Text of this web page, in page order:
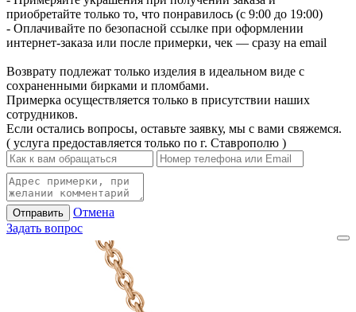
приобретайте только то, что понравилось (с 9:00 до 19:00)
- Оплачивайте по безопасной ссылке при оформлении
интернет-заказа или после примерки, чек — сразу на email
Возврату подлежат только изделия в идеальном виде с
сохраненными бирками и пломбами.
Примерка осуществляется только в присутствии наших
сотрудников.
Если остались вопросы, оставьте заявку, мы с вами свяжемся.
( услуга предоставляется только по г. Ставрополю )
Отправить
Отмена
Задать вопрос